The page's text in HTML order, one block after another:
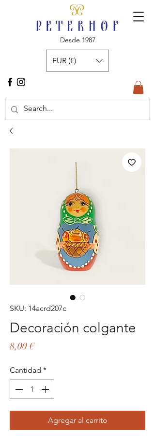
Desde 1987
EUR (€)
SKU: 14acrd207c
Decoración colgante
8,00 €Precio
Cantidad *
Agregar al carrito